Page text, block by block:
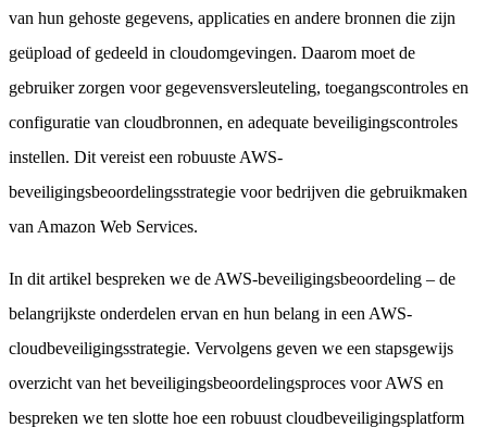
van hun gehoste gegevens, applicaties en andere bronnen die zijn
geüpload of gedeeld in cloudomgevingen. Daarom moet de
gebruiker zorgen voor gegevensversleuteling, toegangscontroles en
configuratie van cloudbronnen, en adequate beveiligingscontroles
instellen. Dit vereist een robuuste AWS-
beveiligingsbeoordelingsstrategie voor bedrijven die gebruikmaken
van Amazon Web Services.
In dit artikel bespreken we de AWS-beveiligingsbeoordeling – de
belangrijkste onderdelen ervan en hun belang in een AWS-
cloudbeveiligingsstrategie. Vervolgens geven we een stapsgewijs
overzicht van het beveiligingsbeoordelingsproces voor AWS en
bespreken we ten slotte hoe een robuust cloudbeveiligingsplatform